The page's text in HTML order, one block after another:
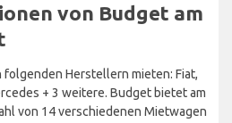
von Budget am
folgenden Herstellern mieten: Fiat,
+ 3 weitere. Budget bietet am
von 14 verschiedenen Mietwagen